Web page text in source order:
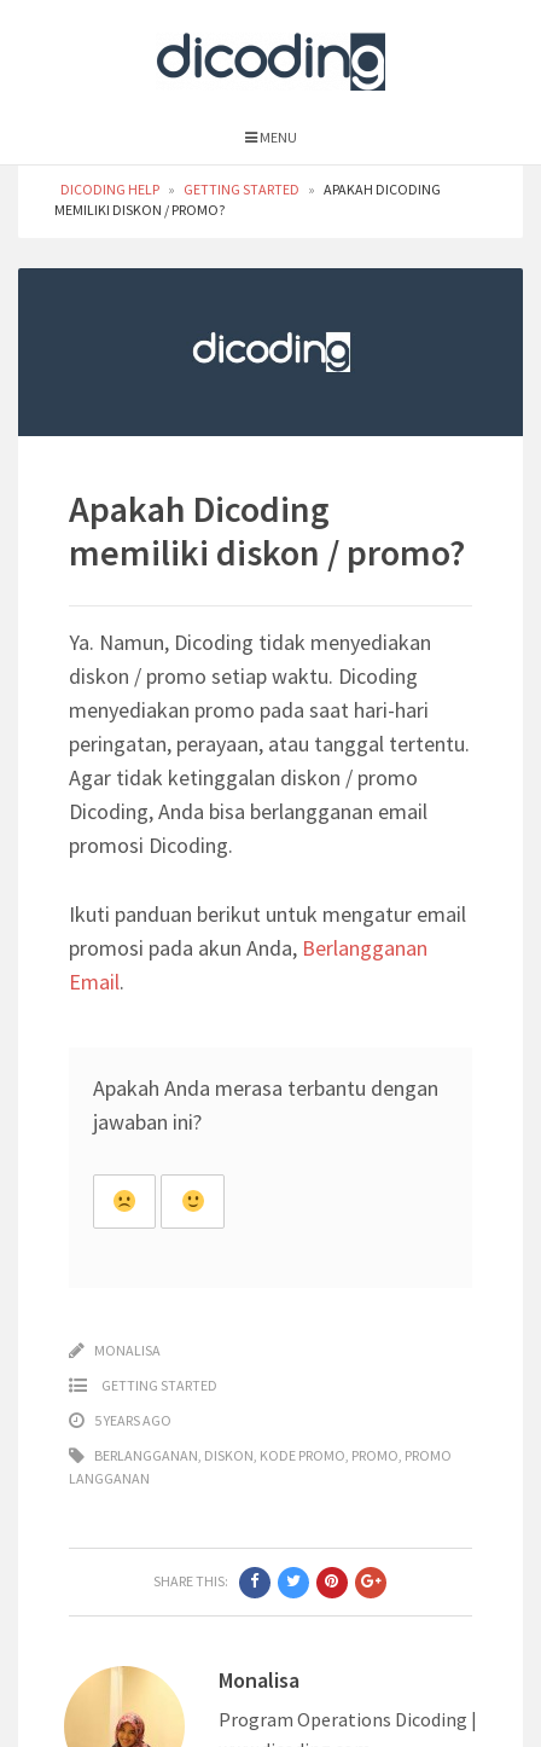
MENU
DICODING HELP » GETTING STARTED » APAKAH DICODING
MEMILIKI DISKON / PROMO?
Apakah Dicoding
memiliki diskon / promo?
Ya. Namun, Dicoding tidak menyediakan
diskon / promo setiap waktu. Dicoding
menyediakan promo pada saat hari-hari
peringatan, perayaan, atau tanggal tertentu.
Agar tidak ketinggalan diskon / promo
Dicoding, Anda bisa berlangganan email
promosi Dicoding.
Ikuti panduan berikut untuk mengatur email
promosi pada akun Anda, Berlangganan
Email.
Apakah Anda merasa terbantu dengan
jawaban ini?
MONALISA
GETTING STARTED
5 YEARS AGO
BERLANGGANAN DISKON KODE PROMO PROMO PROMO
LANGGANAN
SHARE THIS:
Monalisa
Program Operations Dicoding |